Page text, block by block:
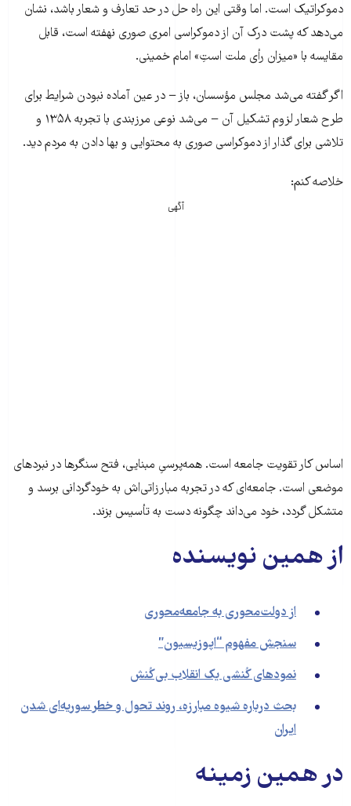
دموکراتیک است. اما وقتی این راه حل در حد تعارف و شعار باشد، نشان
می‌دهد که پشت درک آن از دموکراسی امری صوری نهفته است، قابل
مقایسه با «میزان رأی ملت استِ» امام خمینی.
اگر گفته می‌شد مجلس مؤسسان، باز − در عین آماده نبودن شرایط برای
طرح شعار لزوم تشکیل آن − می‌شد نوعی مرزبندی با تجربه ۱۳۵۸ و
تلاشی برای گذار از دموکراسی صوری به محتوایی و بها دادن به مردم دید.
خلاصه کنم:
آگهی
اساس کار تقویت جامعه است. همه‌پرسیِ مبنایی، فتح سنگرها در نبردهای
موضعی است. جامعه‌ای که در تجربه مبارزاتی‌اش به خودگردانی برسد و
متشکل گردد، خود می‌داند چگونه دست به تأسیس بزند.
از همین نویسنده
از دولت‌محوری به جامعه‌محوری
سنجش مفهوم “اپوزیسیون”
نمودهای کُنشی یک انقلاب بی‌کُنش
بحث درباره شیوه مبارزه، روند تحول و خطر سوریه‌ای شدن
ایران
در همین زمینه